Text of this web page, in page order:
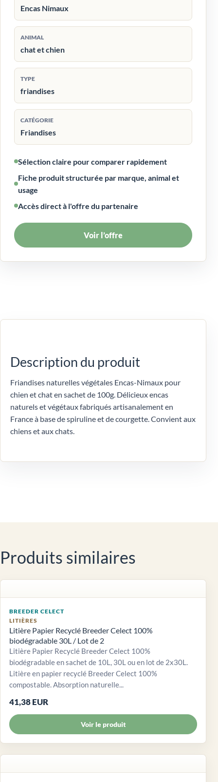
Encas Nimaux
ANIMAL
chat et chien
TYPE
friandises
CATÉGORIE
Friandises
Sélection claire pour comparer rapidement
Fiche produit structurée par marque, animal et
usage
Accès direct à l'offre du partenaire
Voir l’offre
Description du produit
Friandises naturelles végétales Encas-Nimaux pour
chien et chat en sachet de 100g. Délicieux encas
naturels et végétaux fabriqués artisanalement en
France à base de spiruline et de courgette. Convient aux
chiens et aux chats.
Produits similaires
BREEDER CELECT
LITIÈRES
Litière Papier Recyclé Breeder Celect 100%
biodégradable 30L / Lot de 2
Litière Papier Recyclé Breeder Celect 100%
biodégradable en sachet de 10L, 30L ou en lot de 2x30L.
Litière en papier recyclé Breeder Celect 100%
compostable. Absorption naturelle...
41,38 EUR
Voir le produit